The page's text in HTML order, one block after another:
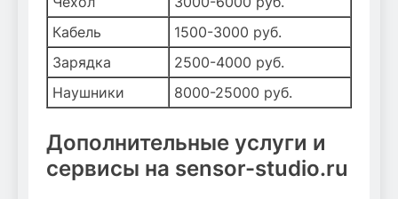
Кабель
1500-3000 руб.
Зарядка
2500-4000 руб.
Наушники
8000-25000 руб.
Дополнительные услуги и
сервисы на sensor-studio.ru